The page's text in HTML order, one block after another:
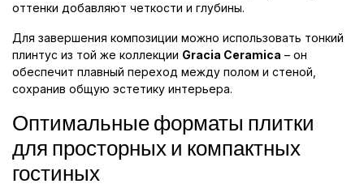
оттенки добавляют четкости и глубины.
Для завершения композиции можно использовать тонкий
плинтус из той же коллекции Gracia Ceramica – он
обеспечит плавный переход между полом и стеной,
сохранив общую эстетику интерьера.
Оптимальные форматы плитки
для просторных и компактных
гостиных